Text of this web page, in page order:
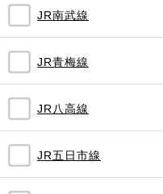
JR南武線
JR青梅線
JR八高線
JR五日市線